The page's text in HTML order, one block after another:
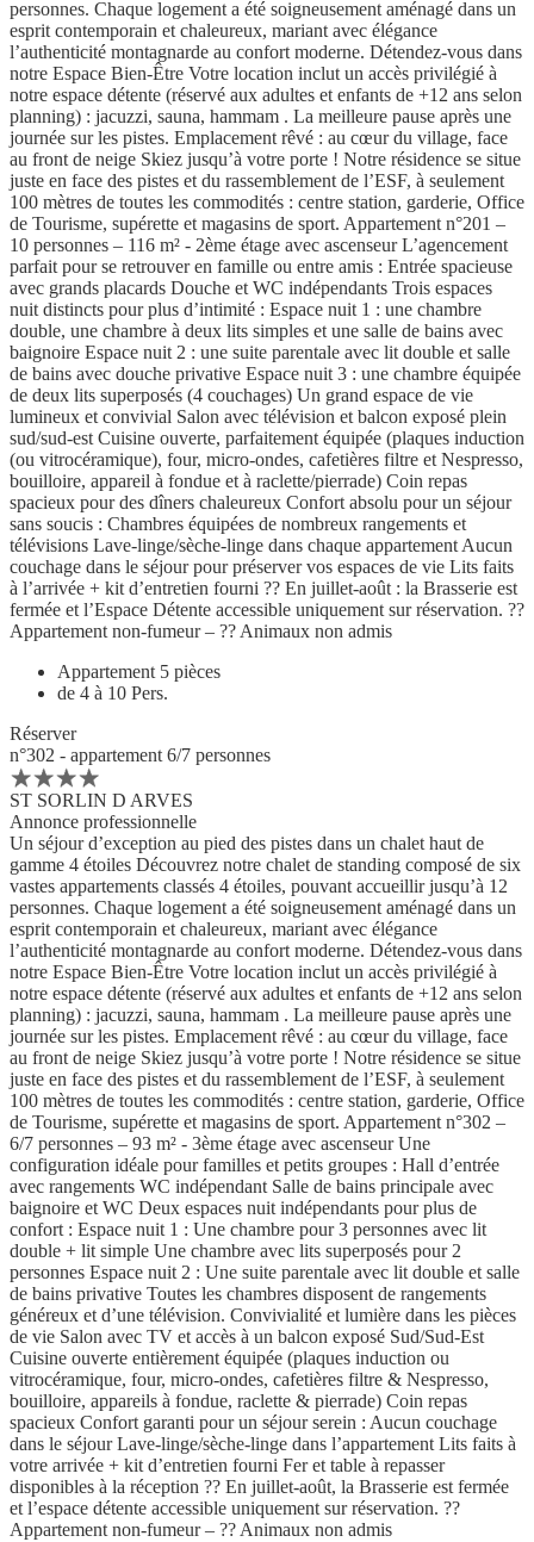
personnes. Chaque logement a été soigneusement aménagé dans un
esprit contemporain et chaleureux, mariant avec élégance
l’authenticité montagnarde au confort moderne. Détendez-vous dans
notre Espace Bien-Être Votre location inclut un accès privilégié à
notre espace détente (réservé aux adultes et enfants de +12 ans selon
planning) : jacuzzi, sauna, hammam . La meilleure pause après une
journée sur les pistes. Emplacement rêvé : au cœur du village, face
au front de neige Skiez jusqu’à votre porte ! Notre résidence se situe
juste en face des pistes et du rassemblement de l’ESF, à seulement
100 mètres de toutes les commodités : centre station, garderie, Office
de Tourisme, supérette et magasins de sport. Appartement n°201 –
10 personnes – 116 m² - 2ème étage avec ascenseur L’agencement
parfait pour se retrouver en famille ou entre amis : Entrée spacieuse
avec grands placards Douche et WC indépendants Trois espaces
nuit distincts pour plus d’intimité : Espace nuit 1 : une chambre
double, une chambre à deux lits simples et une salle de bains avec
baignoire Espace nuit 2 : une suite parentale avec lit double et salle
de bains avec douche privative Espace nuit 3 : une chambre équipée
de deux lits superposés (4 couchages) Un grand espace de vie
lumineux et convivial Salon avec télévision et balcon exposé plein
sud/sud-est Cuisine ouverte, parfaitement équipée (plaques induction
(ou vitrocéramique), four, micro-ondes, cafetières filtre et Nespresso,
bouilloire, appareil à fondue et à raclette/pierrade) Coin repas
spacieux pour des dîners chaleureux Confort absolu pour un séjour
sans soucis : Chambres équipées de nombreux rangements et
télévisions Lave-linge/sèche-linge dans chaque appartement Aucun
couchage dans le séjour pour préserver vos espaces de vie Lits faits
à l’arrivée + kit d’entretien fourni ?? En juillet-août : la Brasserie est
fermée et l’Espace Détente accessible uniquement sur réservation. ??
Appartement non-fumeur – ?? Animaux non admis
Appartement 5 pièces
de 4 à 10 Pers.
Réserver
n°302 - appartement 6/7 personnes
ST SORLIN D ARVES
Annonce professionnelle
Un séjour d’exception au pied des pistes dans un chalet haut de
gamme 4 étoiles Découvrez notre chalet de standing composé de six
vastes appartements classés 4 étoiles, pouvant accueillir jusqu’à 12
personnes. Chaque logement a été soigneusement aménagé dans un
esprit contemporain et chaleureux, mariant avec élégance
l’authenticité montagnarde au confort moderne. Détendez-vous dans
notre Espace Bien-Être Votre location inclut un accès privilégié à
notre espace détente (réservé aux adultes et enfants de +12 ans selon
planning) : jacuzzi, sauna, hammam . La meilleure pause après une
journée sur les pistes. Emplacement rêvé : au cœur du village, face
au front de neige Skiez jusqu’à votre porte ! Notre résidence se situe
juste en face des pistes et du rassemblement de l’ESF, à seulement
100 mètres de toutes les commodités : centre station, garderie, Office
de Tourisme, supérette et magasins de sport. Appartement n°302 –
6/7 personnes – 93 m² - 3ème étage avec ascenseur Une
configuration idéale pour familles et petits groupes : Hall d’entrée
avec rangements WC indépendant Salle de bains principale avec
baignoire et WC Deux espaces nuit indépendants pour plus de
confort : Espace nuit 1 : Une chambre pour 3 personnes avec lit
double + lit simple Une chambre avec lits superposés pour 2
personnes Espace nuit 2 : Une suite parentale avec lit double et salle
de bains privative Toutes les chambres disposent de rangements
généreux et d’une télévision. Convivialité et lumière dans les pièces
de vie Salon avec TV et accès à un balcon exposé Sud/Sud-Est
Cuisine ouverte entièrement équipée (plaques induction ou
vitrocéramique, four, micro-ondes, cafetières filtre & Nespresso,
bouilloire, appareils à fondue, raclette & pierrade) Coin repas
spacieux Confort garanti pour un séjour serein : Aucun couchage
dans le séjour Lave-linge/sèche-linge dans l’appartement Lits faits à
votre arrivée + kit d’entretien fourni Fer et table à repasser
disponibles à la réception ?? En juillet-août, la Brasserie est fermée
et l’espace détente accessible uniquement sur réservation. ??
Appartement non-fumeur – ?? Animaux non admis